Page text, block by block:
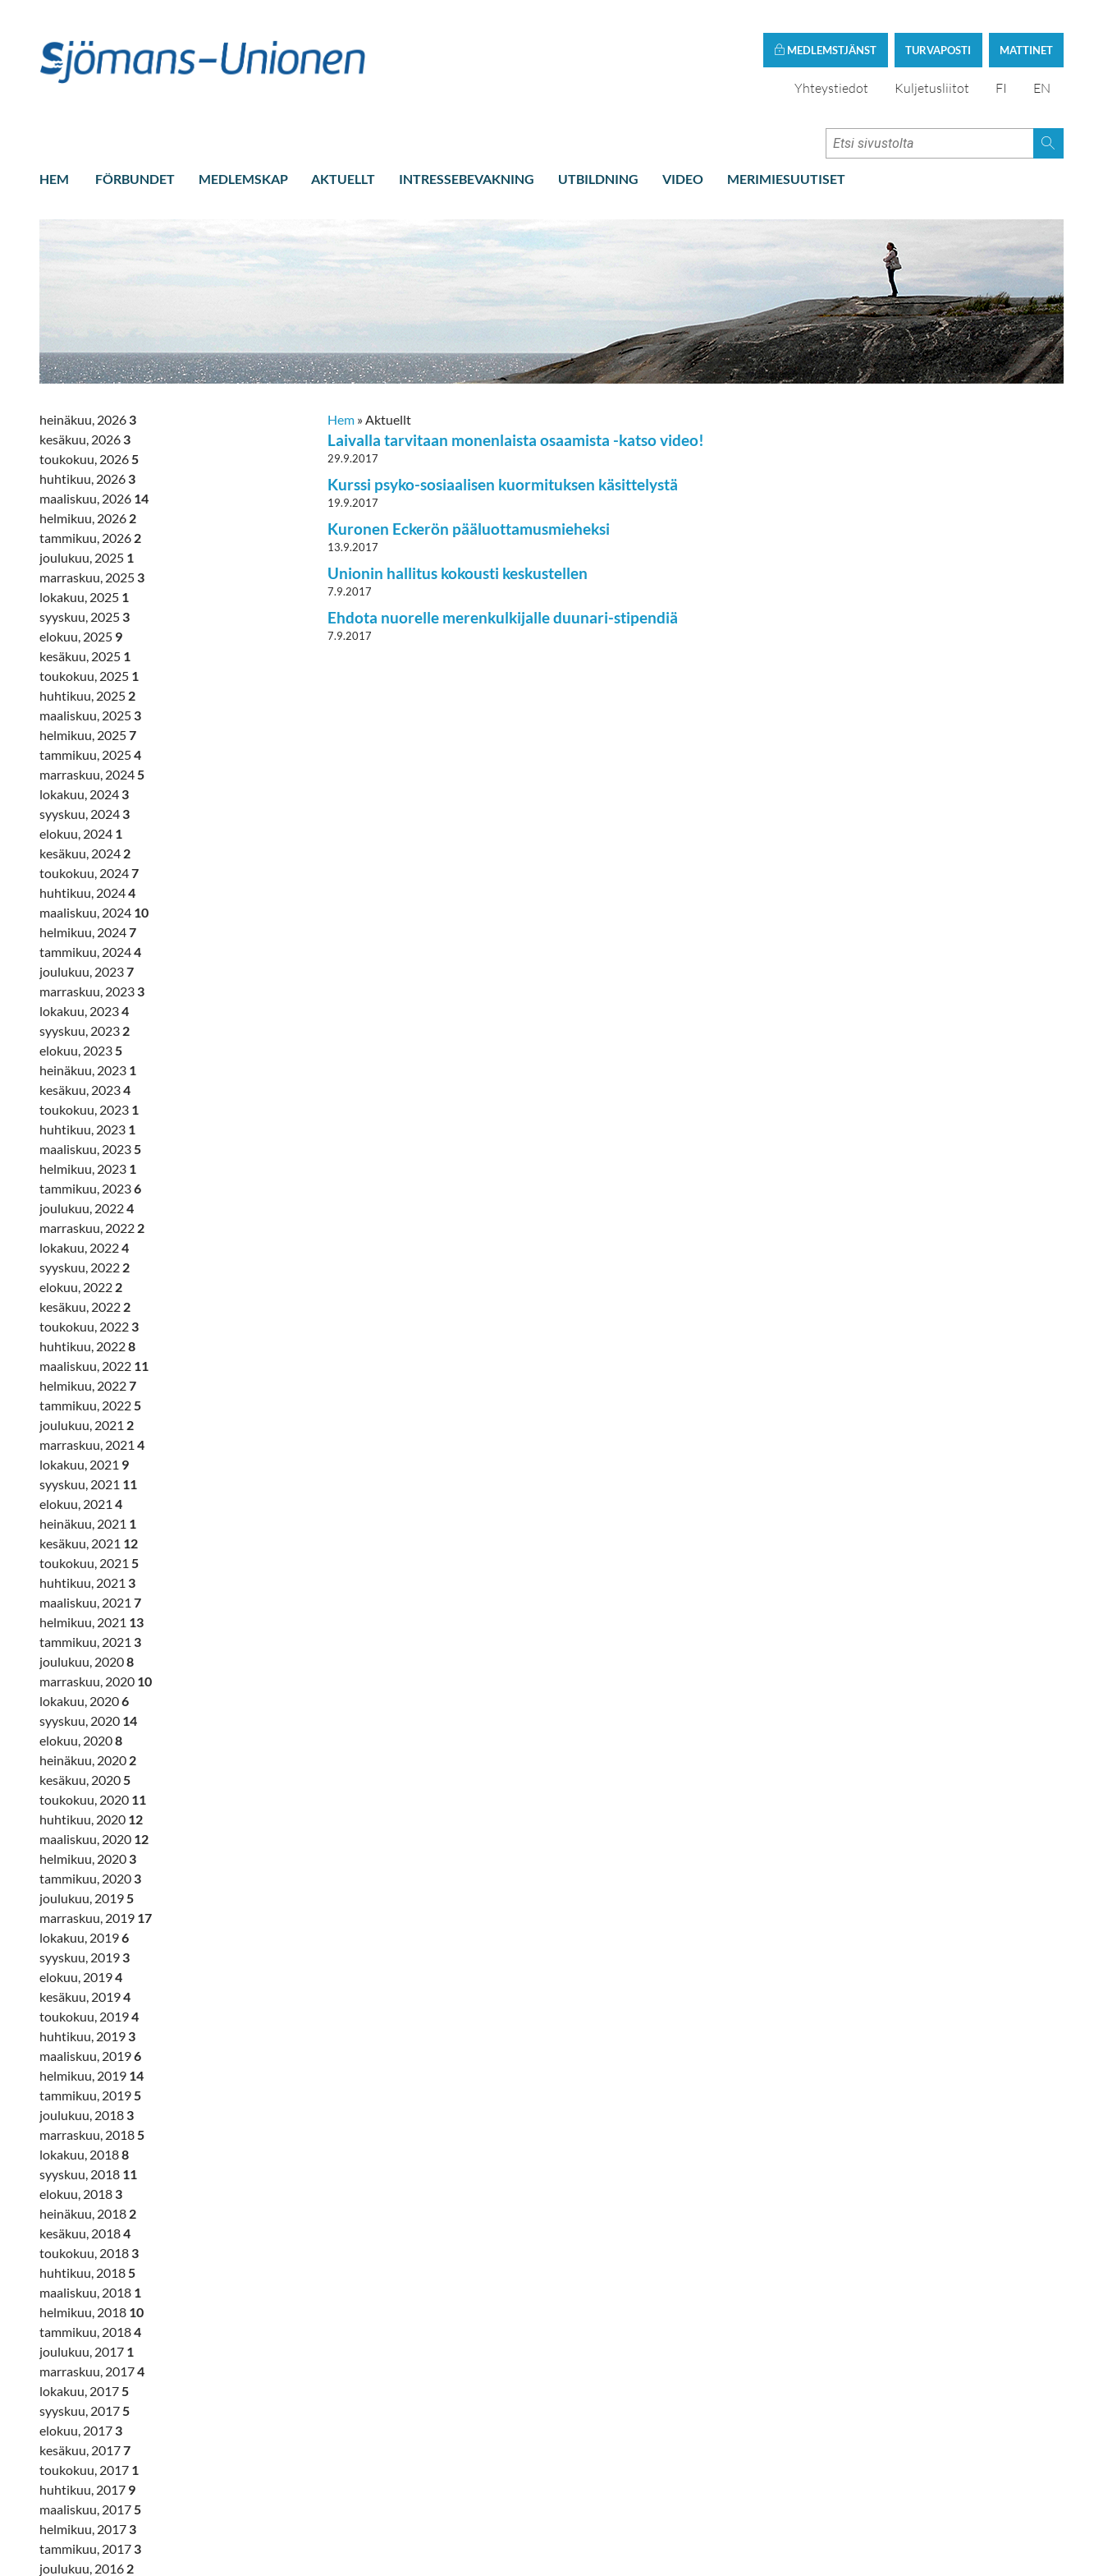
MATTINET
TURVAPOSTI
MEDLEMSTJÄNST
Yhteystiedot Kuljetusliitot FI EN
HEM FÖRBUNDET MEDLEMSKAP AKTUELLT INTRESSEBEVAKNING UTBILDNING VIDEO MERIMIESUUTISET
Hem »Aktuellt
Laivalla tarvitaan monenlaista osaamista -katso video!
29.9.2017
Kurssi psyko-sosiaalisen kuormituksen käsittelystä
19.9.2017
Kuronen Eckerön pääluottamusmieheksi
13.9.2017
Unionin hallitus kokousti keskustellen
7.9.2017
Ehdota nuorelle merenkulkijalle duunari-stipendiä
7.9.2017
heinäkuu, 2026 3
kesäkuu, 2026 3
toukokuu, 20265
huhtikuu, 2026 3
maaliskuu, 2026 14
helmikuu, 2026 2
tammikuu, 2026 2
joulukuu, 2025 1
marraskuu, 2025 3
lokakuu, 2025 1
syyskuu, 2025 3
elokuu, 2025 9
kesäkuu, 2025 1
toukokuu, 2025 1
huhtikuu, 2025 2
maaliskuu, 2025 3
helmikuu, 20257
tammikuu, 20254
marraskuu, 20245
lokakuu, 2024 3
syyskuu, 2024 3
elokuu, 2024 1
kesäkuu, 2024 2
toukokuu, 20247
huhtikuu, 20244
maaliskuu, 2024 10
helmikuu, 20247
tammikuu, 20244
joulukuu, 20237
marraskuu, 2023 3
lokakuu, 20234
syyskuu, 2023 2
elokuu, 20235
heinäkuu, 2023 1
kesäkuu, 20234
toukokuu, 2023 1
huhtikuu, 2023 1
maaliskuu, 20235
helmikuu, 2023 1
tammikuu, 20236
joulukuu, 20224
marraskuu, 2022 2
lokakuu, 20224
syyskuu, 2022 2
elokuu, 2022 2
kesäkuu, 2022 2
toukokuu, 2022 3
huhtikuu, 20228
maaliskuu, 2022 11
helmikuu, 20227
tammikuu, 20225
joulukuu, 2021 2
marraskuu, 2021 4
lokakuu, 2021 9
syyskuu, 2021 11
elokuu, 2021 4
heinäkuu, 2021 1
kesäkuu, 2021 12
toukokuu, 2021 5
huhtikuu, 2021 3
maaliskuu, 2021 7
helmikuu, 2021 13
tammikuu, 2021 3
joulukuu, 20208
marraskuu, 2020 10
lokakuu, 20206
syyskuu, 2020 14
elokuu, 20208
heinäkuu, 2020 2
kesäkuu, 20205
toukokuu, 2020 11
huhtikuu, 2020 12
maaliskuu, 2020 12
helmikuu, 2020 3
tammikuu, 2020 3
joulukuu, 20195
marraskuu, 2019 17
lokakuu, 20196
syyskuu, 2019 3
elokuu, 20194
kesäkuu, 20194
toukokuu, 20194
huhtikuu, 2019 3
maaliskuu, 20196
helmikuu, 2019 14
tammikuu, 20195
joulukuu, 2018 3
marraskuu, 20185
lokakuu, 20188
syyskuu, 2018 11
elokuu, 2018 3
heinäkuu, 2018 2
kesäkuu, 20184
toukokuu, 2018 3
huhtikuu, 20185
maaliskuu, 2018 1
helmikuu, 2018 10
tammikuu, 20184
joulukuu, 2017 1
marraskuu, 20174
lokakuu, 20175
syyskuu, 20175
elokuu, 2017 3
kesäkuu, 20177
toukokuu, 2017 1
huhtikuu, 2017 9
maaliskuu, 20175
helmikuu, 2017 3
tammikuu, 2017 3
joulukuu, 2016 2